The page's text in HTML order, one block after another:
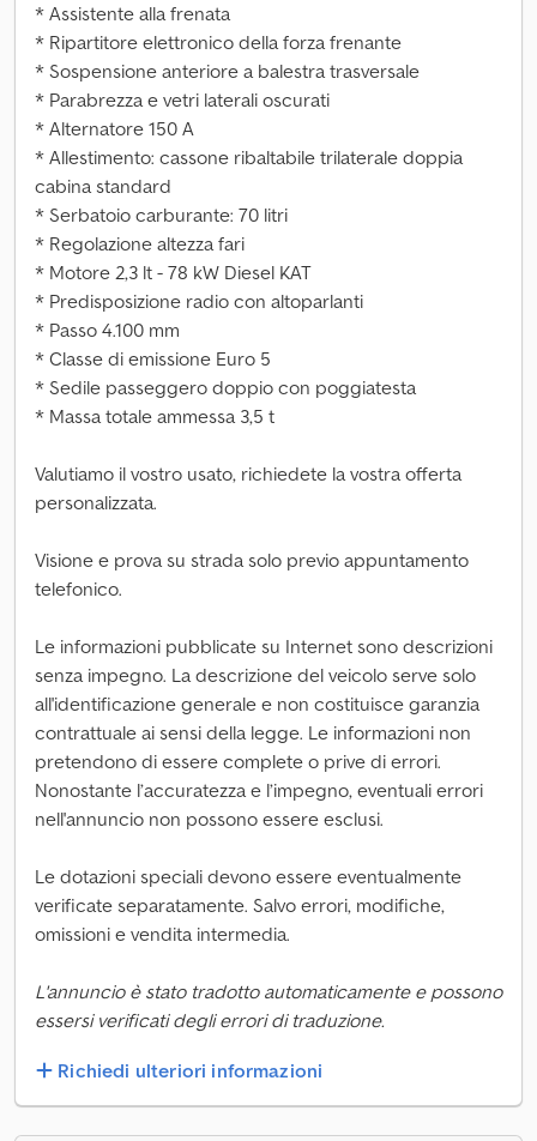
* Assistente alla frenata
* Ripartitore elettronico della forza frenante
* Sospensione anteriore a balestra trasversale
* Parabrezza e vetri laterali oscurati
* Alternatore 150 A
* Allestimento: cassone ribaltabile trilaterale doppia
cabina standard
* Serbatoio carburante: 70 litri
* Regolazione altezza fari
* Motore 2,3 lt - 78 kW Diesel KAT
* Predisposizione radio con altoparlanti
* Passo 4.100 mm
* Classe di emissione Euro 5
* Sedile passeggero doppio con poggiatesta
* Massa totale ammessa 3,5 t
Valutiamo il vostro usato, richiedete la vostra offerta
personalizzata.
Visione e prova su strada solo previo appuntamento
telefonico.
Le informazioni pubblicate su Internet sono descrizioni
senza impegno. La descrizione del veicolo serve solo
all'identificazione generale e non costituisce garanzia
contrattuale ai sensi della legge. Le informazioni non
pretendono di essere complete o prive di errori.
Nonostante l’accuratezza e l’impegno, eventuali errori
nell'annuncio non possono essere esclusi.
Le dotazioni speciali devono essere eventualmente
verificate separatamente. Salvo errori, modifiche,
omissioni e vendita intermedia.
L'annuncio è stato tradotto automaticamente e possono
essersi verificati degli errori di traduzione.
Richiedi ulteriori informazioni